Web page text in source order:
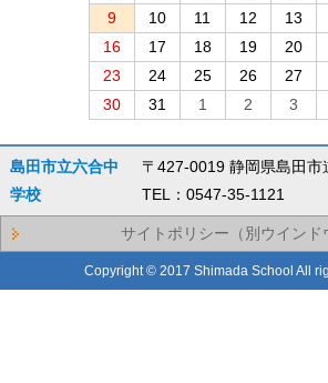
9
10 11 12 13
16
17 18 19 20
23
24 25 26 27
30
31 1 2 3
島田市立六合中
学校
〒427-0019 静岡県島田
TEL：0547-35-1121
サイトポリシー（別ウインド
Copyright © 2017 Shimada School All